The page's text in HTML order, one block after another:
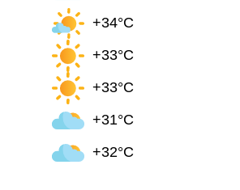
+34°C
+33°C
+33°C
+31°C
+32°C